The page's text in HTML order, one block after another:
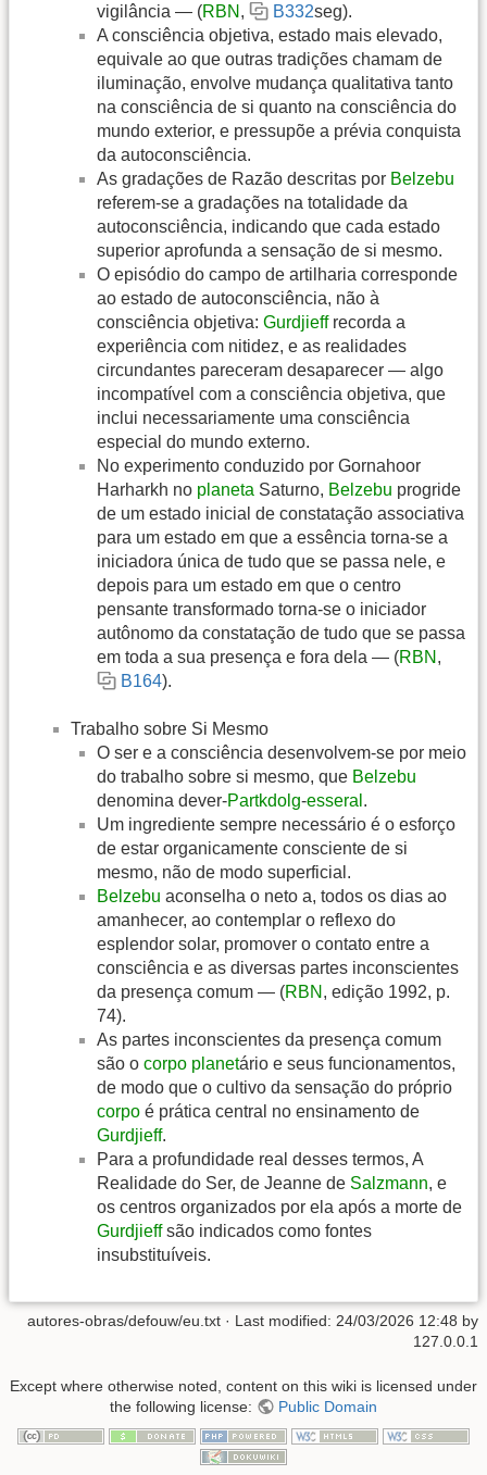
vigilância — (RBN , B332seg).
A consciência objetiva, estado mais elevado,
equivale ao que outras tradições chamam de
iluminação, envolve mudança qualitativa tanto
na consciência de si quanto na consciência do
mundo exterior, e pressupõe a prévia conquista
da autoconsciência.
As gradações de Razão descritas por Belzebu
referem-se a gradações na totalidade da
autoconsciência, indicando que cada estado
superior aprofunda a sensação de si mesmo.
O episódio do campo de artilharia corresponde
ao estado de autoconsciência, não à
consciência objetiva: Gurdjieffrecorda a
experiência com nitidez, e as realidades
circundantes pareceram desaparecer — algo
incompatível com a consciência objetiva, que
inclui necessariamente uma consciência
especial do mundo externo.
No experimento conduzido por Gornahoor
Harharkh no planeta Saturno, Belzebu progride
de um estado inicial de constatação associativa
para um estado em que a essência torna-se a
iniciadora única de tudo que se passa nele, e
depois para um estado em que o centro
pensante transformado torna-se o iniciador
autônomo da constatação de tudo que se passa
em toda a sua presença e fora dela — (RBN ,
B164).
Trabalho sobre Si Mesmo
O ser e a consciência desenvolvem-se por meio
do trabalho sobre si mesmo, que Belzebu
denomina dever-Partkdolg-esseral .
Um ingrediente sempre necessário é o esforço
de estar organicamente consciente de si
mesmo, não de modo superficial.
Belzebu aconselha o neto a, todos os dias ao
amanhecer, ao contemplar o reflexo do
esplendor solar, promover o contato entre a
consciência e as diversas partes inconscientes
da presença comum — (RBN , edição 1992, p.
74).
As partes inconscientes da presença comum
são o corpo planetário e seus funcionamentos,
de modo que o cultivo da sensação do próprio
corpo é prática central no ensinamento de
Gurdjieff.
Para a profundidade real desses termos, A
Realidade do Ser, de Jeanne de Salzmann, e
os centros organizados por ela após a morte de
Gurdjieffsão indicados como fontes
insubstituíveis.
autores-obras/defouw/eu.txt · Last modified: 24/03/2026 12:48 by
127.0.0.1
Except where otherwise noted, content on this wiki is licensed under
the following license:
Public Domain